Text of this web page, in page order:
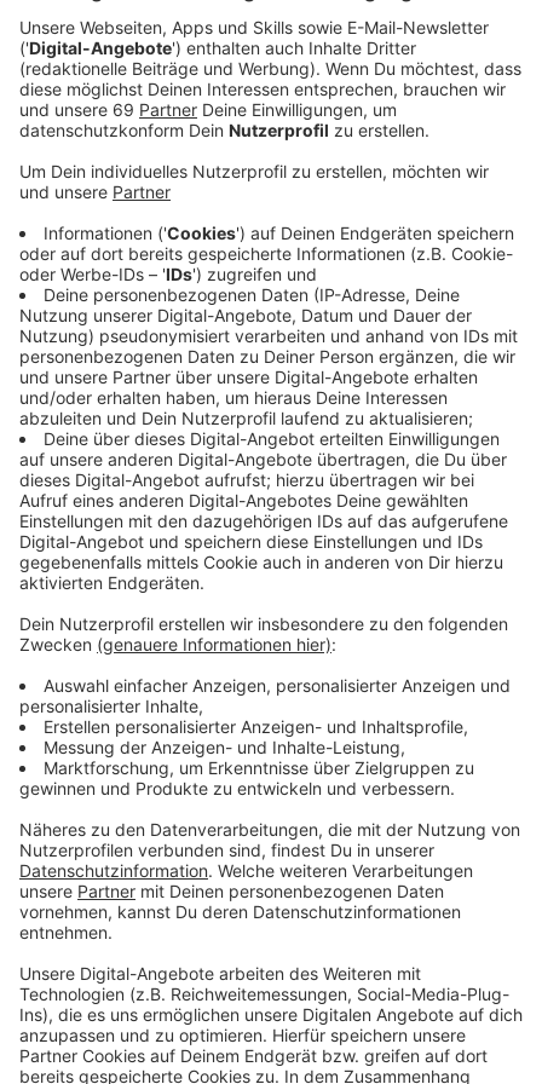
Anzeige
Die App "Fair City Guide" soll die nachhaltigen
Angebote in Münster sichtbarer und zugänglicher
machen. Entstanden ist die App in Zusammenarbeit
für Wirtschaftsinformatik der WWU.
Anzeige
Aufgeteilt in die Kategorien "Shopping Guide", "Food
Guide", "Engagement" und "Events & Aktionen" bietet
die App eine Übersicht über Münsters nachhaltige
Angebote. Gastronomie- und Einzelhandelsbetriebe
sowie Initiativen, Vereine und Stadtteilprogramme
können mit Hilfe der Suchfunktion und einer
interaktiven Karte erkundet werden.
Um in der App aufgenommen zu werden, müssen die
Nachhaltigkeitskriterien nach muenster.fair erfüllt
werden. Dazu gehören unter anderem Regionalität,
Saisonalität, direkte Handelswege und der Einsatz von
findet ihrhier zum Nachlesen. Mindestens vier der
Kriterien müssen von Unternehmen und Betrieben
erfüllt werden, um Teil der App zu werden.
Anzeige
Die App kann kostenlos im App Storeund imGoogle
Playstoreheruntergeladen werden.